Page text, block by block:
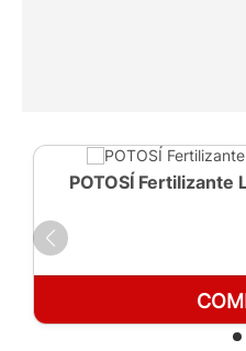
POTOSÍ Fertilizante